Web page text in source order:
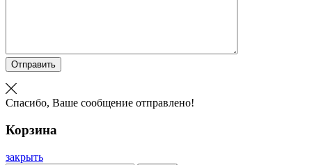
Отправить
Спасибо, Ваше сообщение отправлено!
Корзина
закрыть